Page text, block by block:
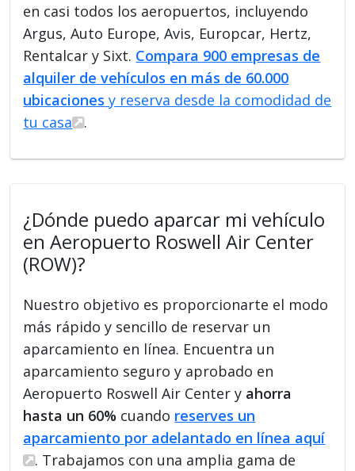
en casi todos los aeropuertos, incluyendo
Argus, Auto Europe, Avis, Europcar, Hertz,
Rentalcar y Sixt. Compara 900 empresas de
alquiler de vehículos en más de 60.000
ubicaciones y reserva desde la comodidad de
tu casa
.
¿Dónde puedo aparcar mi vehículo
en Aeropuerto Roswell Air Center
(ROW)?
Nuestro objetivo es proporcionarte el modo
más rápido y sencillo de reservar un
aparcamiento en línea. Encuentra un
aparcamiento seguro y aprobado en
Aeropuerto Roswell Air Center y ahorra
hasta un 60% cuando reserves un
aparcamiento por adelantado en línea aquí
. Trabajamos con una amplia gama de